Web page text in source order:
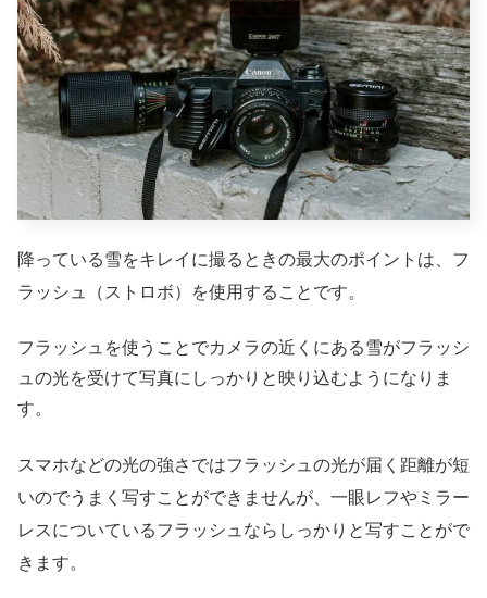
降っている雪をキレイに撮るときの最大のポイントは、フ
ラッシュ（ストロボ）を使用することです。
フラッシュを使うことでカメラの近くにある雪がフラッシ
ュの光を受けて写真にしっかりと映り込むようになりま
す。
スマホなどの光の強さではフラッシュの光が届く距離が短
いのでうまく写すことができませんが、一眼レフやミラー
レスについているフラッシュならしっかりと写すことがで
きます。